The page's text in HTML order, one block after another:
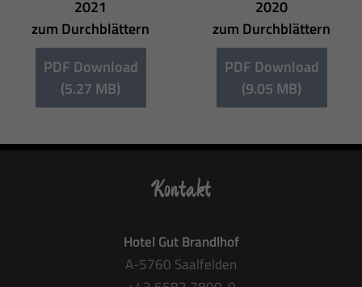
2021
zum Durchblättern
PDF Download
(5.27 MB)
2020
zum Durchblättern
PDF Download
(9.05 MB)
Kontakt
Hotel Gut Brandlhof
A-5760 Saalfelden